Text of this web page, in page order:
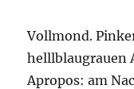
Vollmond.
helllblaugrauen
Apropos: am